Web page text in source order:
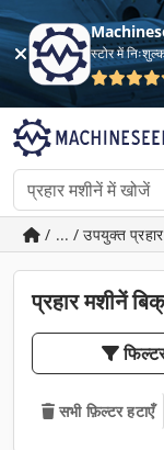
स्टोर में
/ ... / उपयुक्त
प्रहार मशीनें
सभी फ़िल्टर हटाएँ